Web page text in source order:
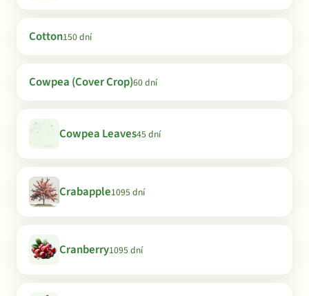
Cotton150 dní
Cowpea (Cover Crop)60 dní
Cowpea Leaves45 dní
Crabapple1095 dní
Cranberry1095 dní